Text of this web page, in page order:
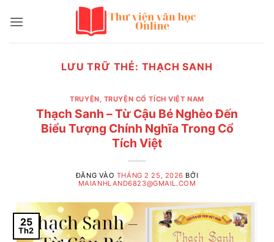
qua
LƯU TRỮ THẺ: THẠCH SANH
TRUYỆN, TRUYỆN CỔ TÍCH VIỆT NAM
Thạch Sanh – Từ Cậu Bé Nghèo Đến
Biểu Tượng Chính Nghĩa Trong Cổ
Tích Việt
ĐĂNG VÀO THÁNG 2 25, 2026 BỞI
MAIANHLAND6823@GMAIL.COM
25
Th2